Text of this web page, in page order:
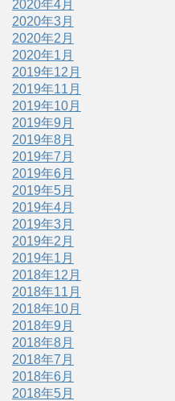
2020年4月
2020年3月
2020年2月
2020年1月
2019年12月
2019年11月
2019年10月
2019年9月
2019年8月
2019年7月
2019年6月
2019年5月
2019年4月
2019年3月
2019年2月
2019年1月
2018年12月
2018年11月
2018年10月
2018年9月
2018年8月
2018年7月
2018年6月
2018年5月